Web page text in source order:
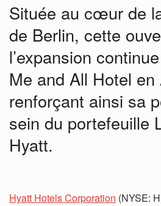
Située au cœur de
de Berlin, cette
l’expansion
Me and All Hotel en
renforçant ainsi sa
sein du portefeuille
Hyatt.
Hyatt Hotels Corporation (NYSE: